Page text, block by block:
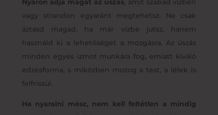
Nyáron adja magát az úszás, amit szabad vízben
vagy strandon egyaránt megtehetsz. Ne csak
áztasd magad, ha már vízbe jutsz, hanem
használd ki a lehetőséget a mozgásra. Az úszás
minden egyes izmot munkára fog, emiatt kiváló
edzésforma, s miközben mozog a test, a lélek is
felfrissül.
Ha nyaralni mész, nem kell feltétlen a mindig